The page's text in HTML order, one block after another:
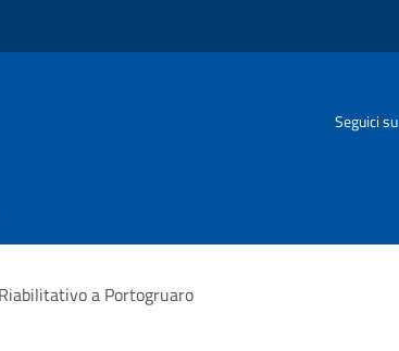
Seguici su
a Portogruaro